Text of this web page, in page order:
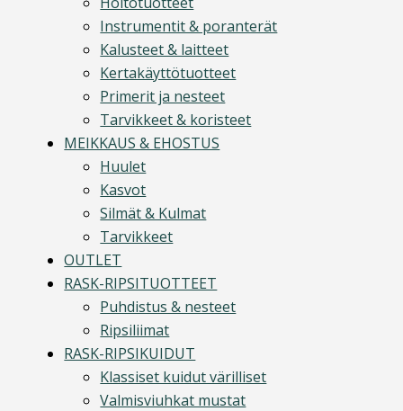
Instrumentit & poranterät
Kalusteet & laitteet
Kertakäyttötuotteet
Primerit ja nesteet
Tarvikkeet & koristeet
MEIKKAUS & EHOSTUS
Huulet
Kasvot
Silmät & Kulmat
Tarvikkeet
OUTLET
RASK-RIPSITUOTTEET
Puhdistus & nesteet
Ripsiliimat
RASK-RIPSIKUIDUT
Klassiset kuidut värilliset
Valmisviuhkat mustat